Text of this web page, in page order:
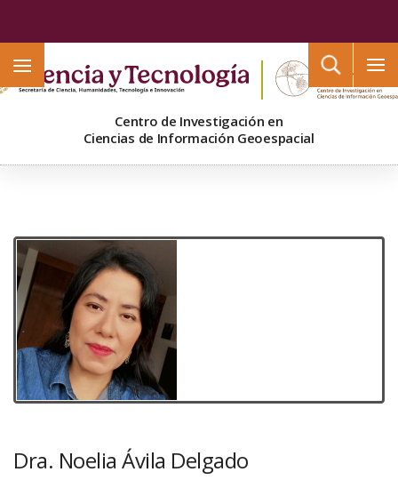
Centro de Investigación en
Ciencias de Información Geoespacial
Dra. Noelia Ávila Delgado